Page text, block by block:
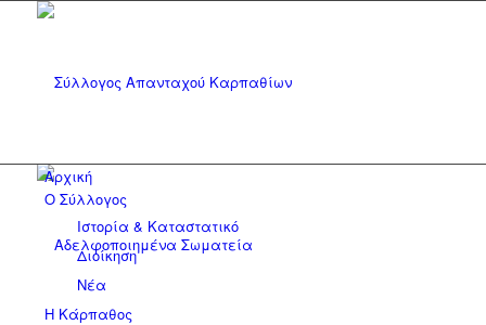
Αρχική
Ο Σύλλογος
Ιστορία & Καταστατικό
Διοίκηση
Νέα
Η Κάρπαθος